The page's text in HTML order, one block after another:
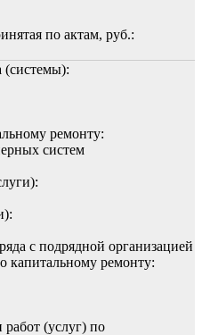
по актам, руб.:
(системы):
ремонту:
систем
с подрядной организацией
капитальному ремонту:
(услуг) по